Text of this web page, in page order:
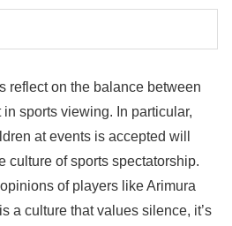
reflect on the balance between
sports viewing. In particular,
at events is accepted will
culture of sports spectatorship.
of players like Arimura
a culture that values silence, it’s